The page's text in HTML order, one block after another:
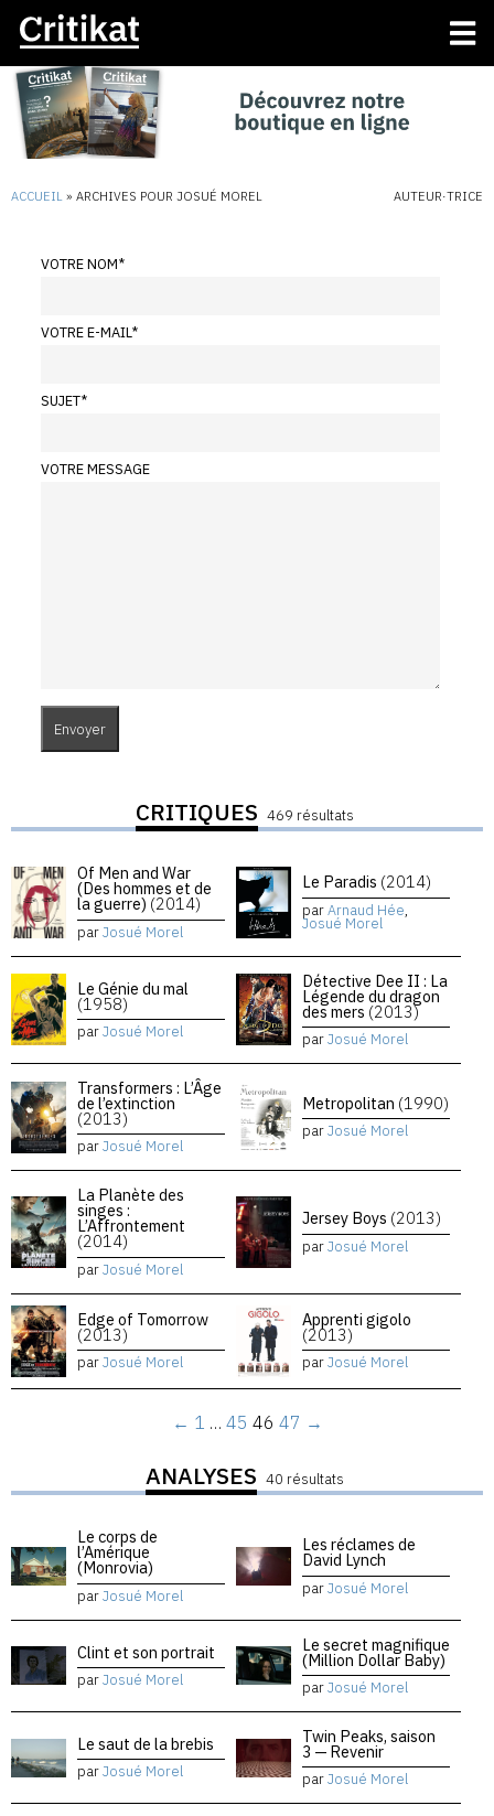
ACCUEIL » ARCHIVES POUR JOSUÉ MOREL AUTEUR·TRICE
VOTRE NOM*
VOTRE E-MAIL*
SUJET*
VOTRE MESSAGE
CRITIQUES 469 résultats
Of Men and War
(Des hommes et de
la guerre) (2014)
parJosué Morel
Le Paradis (2014)
parArnaud Hée,
Josué Morel
Le Génie du mal
(1958)
parJosué Morel
Détective Dee II : La
Légende du dragon
des mers (2013)
parJosué Morel
Transformers : L’Âge
de l’extinction
(2013)
parJosué Morel
Metropolitan (1990)
parJosué Morel
La Planète des
singes :
L’Affrontement
(2014)
parJosué Morel
Jersey Boys (2013)
parJosué Morel
Edge of Tomorrow
(2013)
parJosué Morel
Apprenti gigolo
(2013)
parJosué Morel
← 1 … 45 46 47 →
ANALYSES 40 résultats
Le corps de
l’Amérique
(Monrovia)
parJosué Morel
Les réclames de
David Lynch
parJosué Morel
Clint et son portrait
parJosué Morel
Le secret magnifique
(Million Dollar Baby)
parJosué Morel
Le saut de la brebis
parJosué Morel
Twin Peaks, saison
3 — Revenir
parJosué Morel